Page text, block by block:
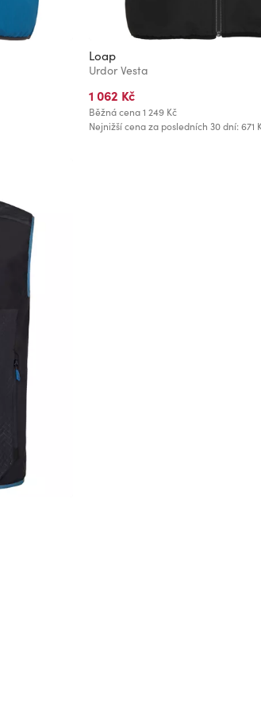
Loap
Urdor Vesta
1 062 Kč
Běžná cena 1 249 Kč
Nejnižší cena za posledních 30 dní: 671